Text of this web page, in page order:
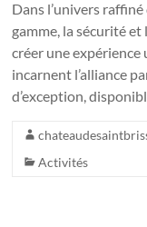
Dans l’univers
gamme, la sécurité
créer une expérience
incarnent l’alliance
d’exception,
Activités